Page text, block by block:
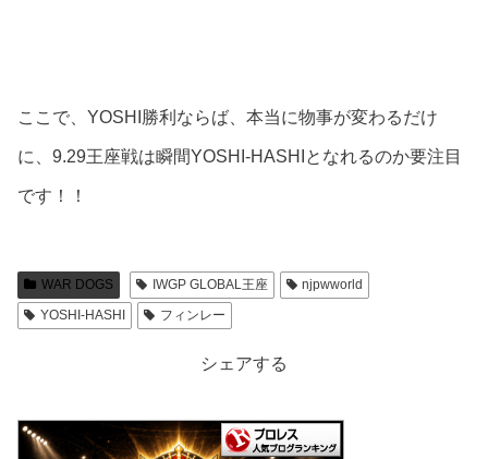
ここで、YOSHI勝利ならば、本当に物事が変わるだけ
に、9.29王座戦は瞬間YOSHI-HASHIとなれるのか要注目
です！！
WAR DOGS IWGP GLOBAL王座
njpwworld
YOSHI-HASHI
フィンレー
シェアする